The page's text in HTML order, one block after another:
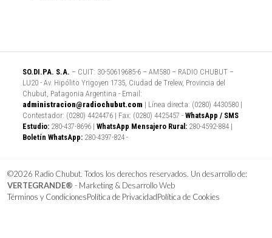
SO.DI.PA. S.A. – CUIT: 30-50619685-6 – AM580 – RADIO CHUBUT –
LU20 - Av. Hipólito Yrigoyen 1735, Ciudad de Trelew, Provincia del
Chubut, Patagonia Argentina - Email:
administracion@radiochubut.com | Línea directa: (0280) 4430580 |
Contestador: (0280) 4424476 | Fax: (0280) 4425457 - WhatsApp / SMS
Estudio: 280-437-8696 | WhatsApp Mensajero Rural: 280-4592-884 |
Boletín WhatsApp: 280-4397-824 -
©2026 Radio Chubut. Todos los derechos reservados. Un desarrollo de:
VERTEGRANDE® - Marketing & Desarrollo Web
Términos y CondicionesPolítica de PrivacidadPolítica de Cookies